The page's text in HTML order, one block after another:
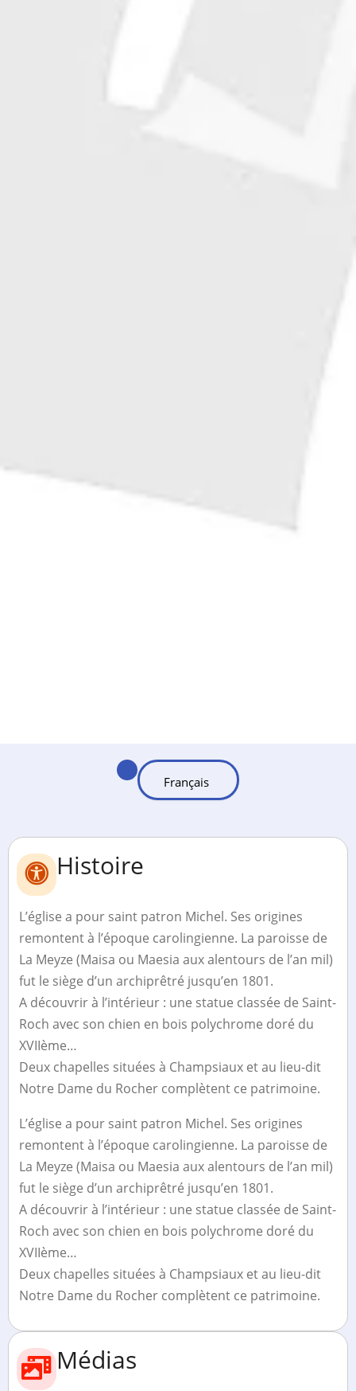
Histoire
L’église a pour saint patron Michel. Ses origines
remontent à l’époque carolingienne. La paroisse de
La Meyze (Maisa ou Maesia aux alentours de l’an mil)
fut le siège d’un archiprêtré jusqu’en 1801.
A découvrir à l’intérieur : une statue classée de Saint-
Roch avec son chien en bois polychrome doré du
XVIIème…
Deux chapelles situées à Champsiaux et au lieu-dit
Notre Dame du Rocher complètent ce patrimoine.
L’église a pour saint patron Michel. Ses origines
remontent à l’époque carolingienne. La paroisse de
La Meyze (Maisa ou Maesia aux alentours de l’an mil)
fut le siège d’un archiprêtré jusqu’en 1801.
A découvrir à l’intérieur : une statue classée de Saint-
Roch avec son chien en bois polychrome doré du
XVIIème…
Deux chapelles situées à Champsiaux et au lieu-dit
Notre Dame du Rocher complètent ce patrimoine.
Médias